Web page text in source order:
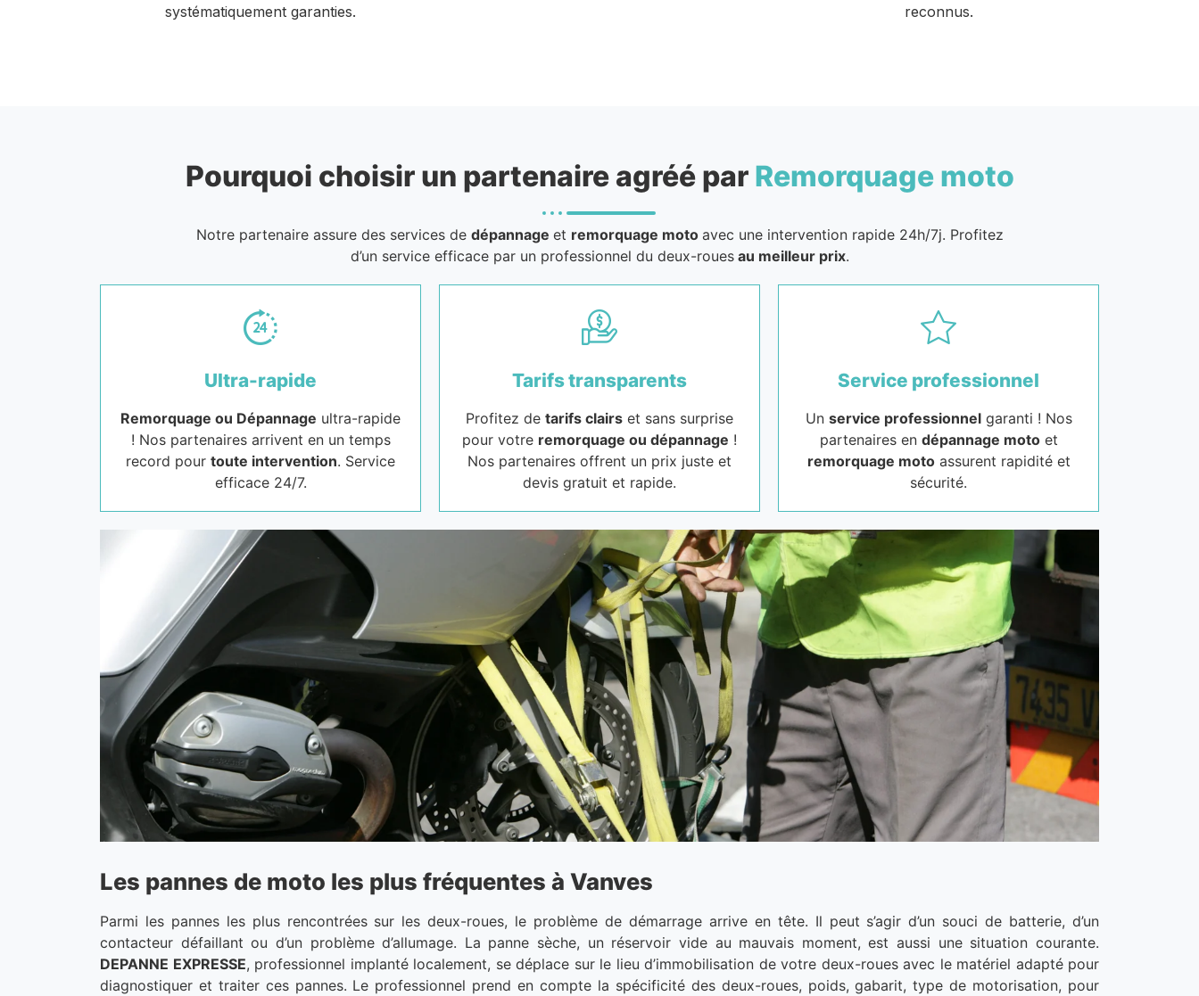
systématiquement garanties.
reconnus.
Pourquoi choisir un partenaire agréé par Remorquage moto
Notre partenaire assure des services de dépannage et remorquage moto avec une intervention rapide 24h/7j. Profitez
d’un service efficace par un professionnel du deux-rouesau meilleur prix.
Ultra-rapide
Remorquage ou Dépannage ultra-rapide
! Nos partenaires arrivent en un temps
record pour toute intervention. Service
efficace 24/7.
Tarifs transparents
Profitez de tarifs clairs et sans surprise
pour votre remorquage ou dépannage !
Nos partenaires offrent un prix juste et
devis gratuit et rapide.
Service professionnel
Un service professionnelgaranti ! Nos
partenaires en dépannage motoet
remorquage motoassurent rapidité et
sécurité.
Les pannes de moto les plus fréquentes à Vanves
Parmi les pannes les plus rencontrées sur les deux-roues, le problème de démarrage arrive en tête. Il peut s’agir d’un souci de batterie, d’un
contacteur défaillant ou d’un problème d’allumage. La panne sèche, un réservoir vide au mauvais moment, est aussi une situation courante.
DEPANNE EXPRESSE, professionnel implanté localement, se déplace sur le lieu d’immobilisation de votre deux-roues avec le matériel adapté pour
diagnostiquer et traiter ces pannes. Le professionnel prend en compte la spécificité des deux-roues, poids, gabarit, type de motorisation, pour